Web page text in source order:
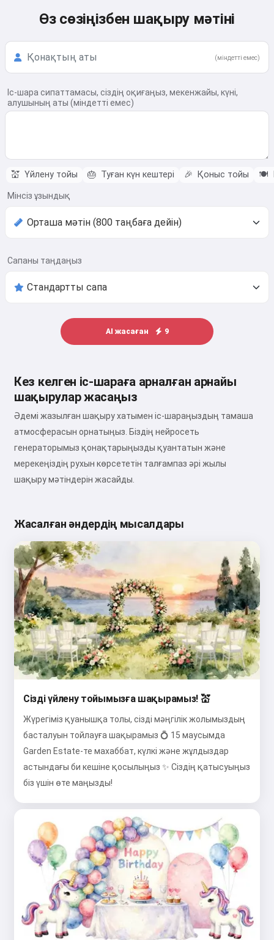
Өз сөзіңізбен шақыру мәтіні
(міндетті емес)
Іс-шара сипаттамасы, сіздің оқиғаңыз, мекенжайы, күні,
алушының аты (міндетті емес)
💒 Үйлену тойы 🎂 Туған күн кештері 🎉 Қоныс тойы 🍽️
Мінсіз ұзындық
Сапаны таңдаңыз
AI жасаған 9
Кез келген іс-шараға арналған арнайы
шақырулар жасаңыз
Әдемі жазылған шақыру хатымен іс-шараңыздың тамаша
атмосферасын орнатыңыз. Біздің нейросеть
генераторымыз қонақтарыңызды қуантатын және
мерекеңіздің рухын көрсететін талғампаз әрі жылы
шақыру мәтіндерін жасайды.
Жасалған әндердің мысалдары
Сізді үйлену тойымызға шақырамыз! 💒
Жүрегіміз қуанышқа толы, сізді мәңгілік жолымыздың
басталуын тойлауға шақырамыз 💍 15 маусымда
Garden Estate-те махаббат, күлкі және жұлдыздар
астындағы би кешіне қосылыңыз ✨ Сіздің қатысуыңыз
біз үшін өте маңызды!